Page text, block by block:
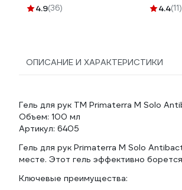
бактерицидный с ионами
4.9(36) 4.4(11)
ОПИСАНИЕ И ХАРАКТЕРИСТИКИ
Гель для рук TM Primaterra M Solo
Объем: 100 мл
Артикул: 6405
Гель для рук Primaterra M Solo
месте. Этот гель эффективно
Ключевые преимущества: